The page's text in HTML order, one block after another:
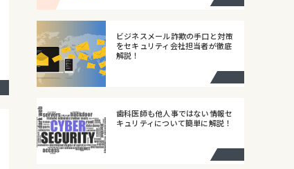
ビジネスメール詐欺の手口と対策
をセキュリティ会社担当者が徹底
解説！
歯科医師も他人事ではない情報セ
キュリティについて簡単に解説！